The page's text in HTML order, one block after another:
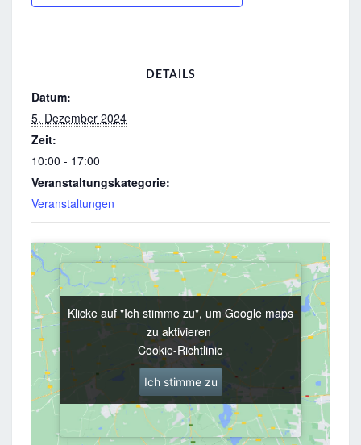
DETAILS
Datum:
5. Dezember 2024
Zeit:
10:00 - 17:00
Veranstaltungskategorie:
Veranstaltungen
Klicke auf "Ich stimme zu", um Google maps
zu aktivieren
Cookie-Richtlinie
Ich stimme zu
Klicke auf "Ich stimme zu", um Google maps
zu aktivieren
Cookie-Richtlinie
Ich stimme zu